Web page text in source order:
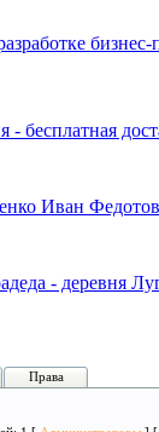
- бесплатная
Иван
- деревня
Права